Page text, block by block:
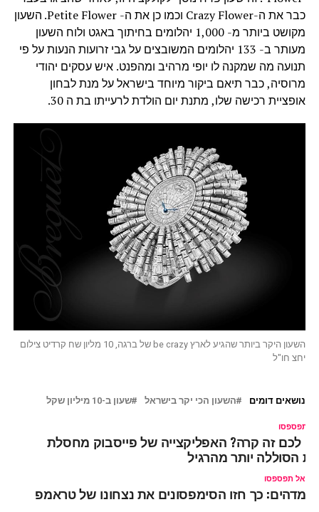
כבר את ה-Crazy Flower וכמו כן את ה- Petite Flower. השעון
מקושט ביותר מ- 1,000 יהלומים בחיתוך באגט ולוח השעון
מעותר ב- 133 יהלומים המשובצים על גבי זרועות הנעות על פי
תנועה מה שמקנה לו יופי מרהיב ומהפנט. איש עסקים יהודי
מרוסיה, כבר תיאם ביקור מיוחד בישראל על מנת לבחון
אופציית רכישה שלו, מתנת יום הולדת לרעייתו בת ה 30.
השעון היקר ביותר שהגיע לארץ be crazy של ברגה, 10 מליון שח קרדיט צילום
יחצ חו"ל
נושאים דומים השעון הכי יקר בישראל שעון ב-10 מיליון שקל
תפספסו
לכם זה קרה? האפליקצייה של פייסבוק מחסלת
הסוללה יותר מהרגיל
אל תפספסו
מדהים: כך חזו הסימפסונים את נצחונו של טראמפ